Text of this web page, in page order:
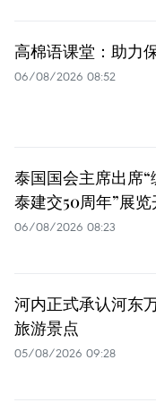
高棉语课堂：助力
06/08/2026 08:52
泰国国会主席出席
泰建交50周年”展
06/08/2026 08:23
河内正式承认河东
旅游景点
05/08/2026 09:28